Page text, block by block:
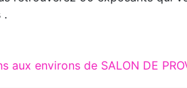
.
aux environs de SALON DE